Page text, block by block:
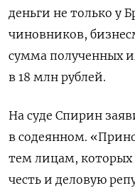
деньги не только у
чиновников,
сумма полученных
в 18 млн рублей.
На суде Спирин
в содеянном.
тем лицам, которых
честь и деловую